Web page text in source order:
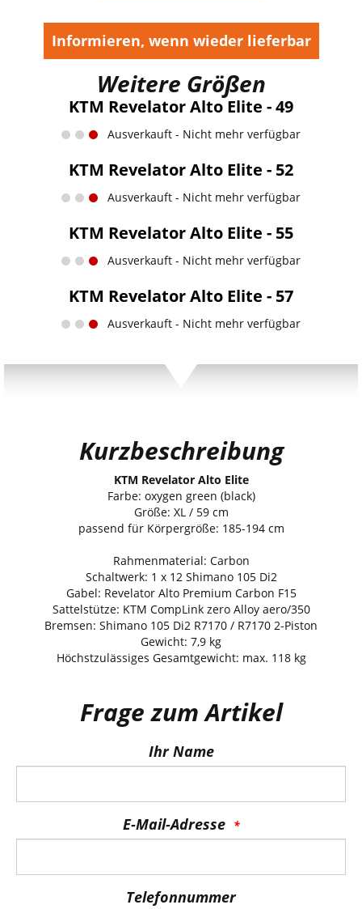
Informieren, wenn wieder lieferbar
Weitere Größen
KTM Revelator Alto Elite - 49
Ausverkauft - Nicht mehr verfügbar
KTM Revelator Alto Elite - 52
Ausverkauft - Nicht mehr verfügbar
KTM Revelator Alto Elite - 55
Ausverkauft - Nicht mehr verfügbar
KTM Revelator Alto Elite - 57
Ausverkauft - Nicht mehr verfügbar
Kurzbeschreibung
KTM Revelator Alto Elite
Farbe: oxygen green (black)
Größe: XL / 59 cm
passend für Körpergröße: 185-194 cm
Rahmenmaterial: Carbon
Schaltwerk: 1 x 12 Shimano 105 Di2
Gabel: Revelator Alto Premium Carbon F15
Sattelstütze: KTM CompLink zero Alloy aero/350
Bremsen: Shimano 105 Di2 R7170 / R7170 2-Piston
Gewicht: 7,9 kg
Höchstzulässiges Gesamtgewicht: max. 118 kg
Frage zum Artikel
Ihr Name
E-Mail-Adresse
Telefonnummer